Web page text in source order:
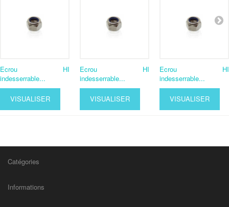
Ecrou HI
indesserrable...
VISUALISER
Ecrou HI
indesserrable...
VISUALISER
Ecrou HI
indesserrable...
VISUALISER
Catégories
Informations